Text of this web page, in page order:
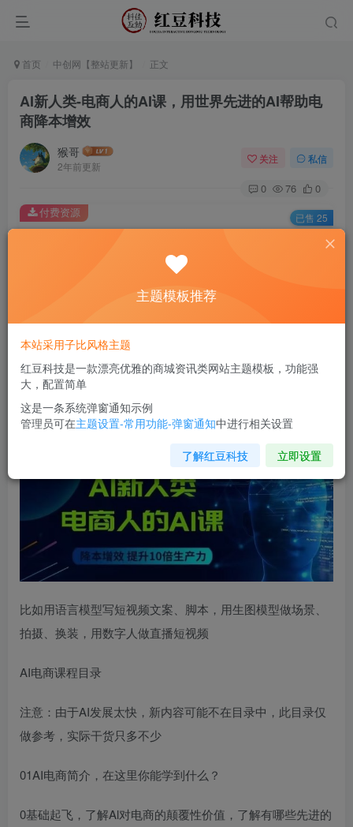
首页 中创网【整站更新】 正文
AI新人类-电商人的AI课，用世界先进的AI帮助电
商降本增效
猴哥
2年前更新
关注 私信
0 76 0
此内容为付费资源，请付费后查看
￥9.9
您当前未登录！建议登陆后购买，可保存购买订单
付费资源 已售 25
AI新人类-电商人的AI课，用世界先进的AI帮助电商降本增效
比如用语言模型写短视频文案、脚本，用生图模型做场景、
拍摄、换装，用数字人做直播短视频
AI电商课程目录
注意：由于AI发展太快，新内容可能不在目录中，此目录仅
做参考，实际干货只多不少
01AI电商简介，在这里你能学到什么？
0基础起飞，了解Al对电商的颠覆性价值，了解有哪些先进的
主题模板推荐
本站采用子比风格主题
红豆科技是一款漂亮优雅的商城资讯类网站主题模板，功能强
大，配置简单
这是一条系统弹窗通知示例
管理员可在主题设置-常用功能-弹窗通知中进行相关设置
了解红豆科技 立即设置